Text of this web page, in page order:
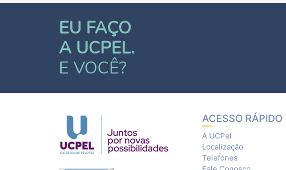
EU FAÇO
A UCPEL.
E VOCÊ?
ACESSO RÁPIDO
A UCPel
Localização
Telefones